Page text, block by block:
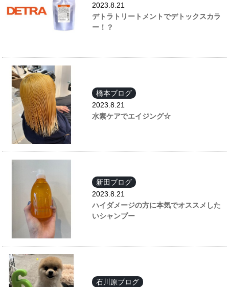
2023.8.21
デトラトリートメントでデトックスカラ
ー！？
橋本ブログ
2023.8.21
水素ケアでエイジング☆
新田ブログ
2023.8.21
ハイダメージの方に本気でオススメした
いシャンプー
石川原ブログ